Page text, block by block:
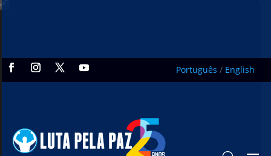
Português / English